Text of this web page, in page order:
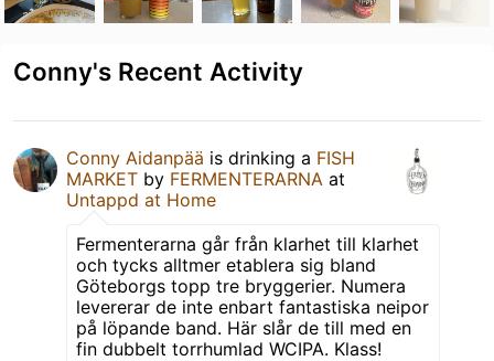
Conny's Recent Activity
Conny Aidanpää is drinking a FISH
MARKET by FERMENTERARNA at
Untappd at Home
Fermenterarna går från klarhet till klarhet
och tycks alltmer etablera sig bland
Göteborgs topp tre bryggerier. Numera
levererar de inte enbart fantastiska neipor
på löpande band. Här slår de till med en
fin dubbelt torrhumlad WCIPA. Klass!